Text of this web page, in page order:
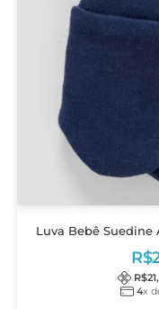
Luva Bebê
R$
R$
4x